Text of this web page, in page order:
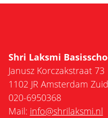
Shri Laksmi
Janusz Korczakstraat 73
1102 JR Amsterdam
020-6950368
Mail: info@shrilaksmi.nl